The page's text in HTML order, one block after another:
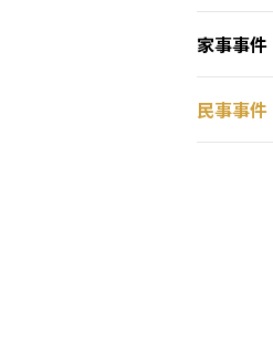
家事事件
民事事件